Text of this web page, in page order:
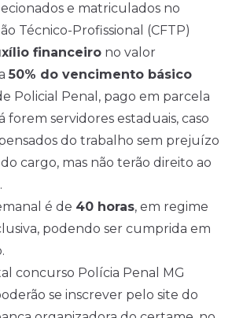
e matriculados no
Técnico-Profissional (CFTP)
financeiro no valor
50% do vencimento básico
Policial Penal, pago em parcela
forem servidores estaduais, caso
do trabalho sem prejuízo
cargo, mas não terão direito ao
é de 40 horas, em regime
podendo ser cumprida em
concurso Polícia Penal MG
se inscrever pelo site do